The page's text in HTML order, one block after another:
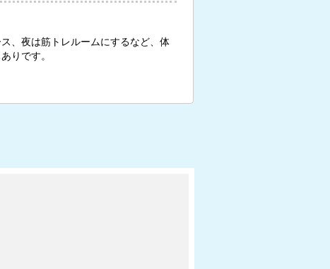
、夜は筋トレルームにするなど、体
りです。